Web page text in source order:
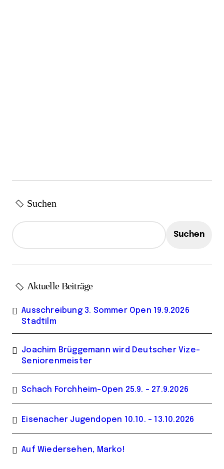
Suchen
Suchen
Aktuelle Beiträge
Ausschreibung 3. Sommer Open 19.9.2026
Stadtilm
Joachim Brüggemann wird Deutscher Vize-
Seniorenmeister
Schach Forchheim-Open 25.9. – 27.9.2026
Eisenacher Jugendopen 10.10. – 13.10.2026
Auf Wiedersehen, Marko!